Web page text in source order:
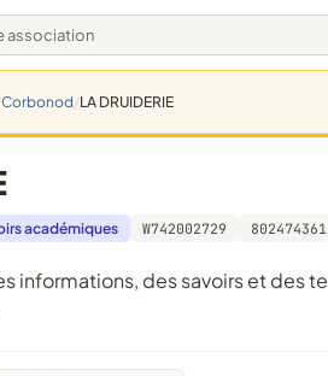
association
Corbonod LA DRUIDERIE
académiques W742002729 802474361